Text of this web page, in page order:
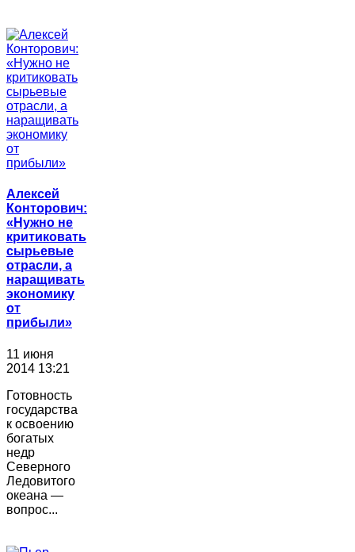
Алексей
Конторович:
«Нужно не
критиковать
сырьевые
отрасли, а
наращивать
экономику
от
прибыли»
11 июня
2014 13:21
Готовность
государства
к освоению
богатых
недр
Северного
Ледовитого
океана —
вопрос...